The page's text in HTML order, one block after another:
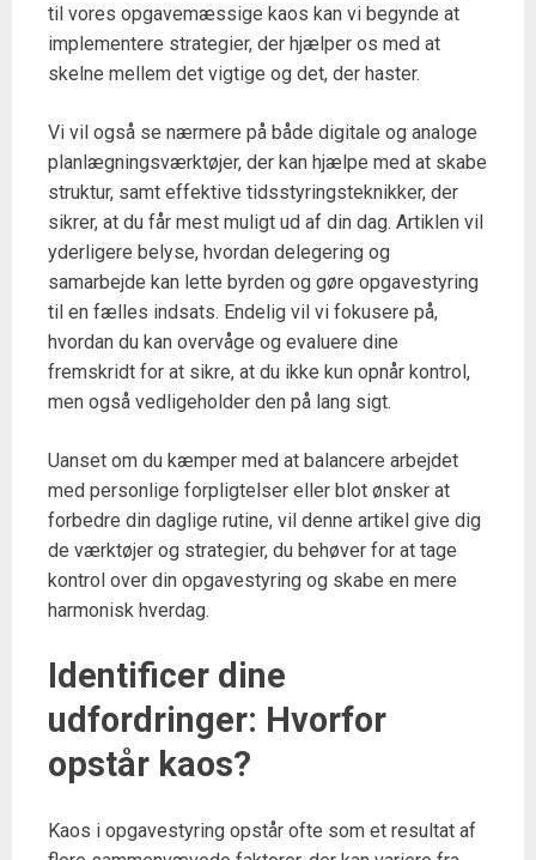
til vores opgavemæssige kaos kan vi begynde at
implementere strategier, der hjælper os med at
skelne mellem det vigtige og det, der haster.
Vi vil også se nærmere på både digitale og analoge
planlægningsværktøjer, der kan hjælpe med at skabe
struktur, samt effektive tidsstyringsteknikker, der
sikrer, at du får mest muligt ud af din dag. Artiklen vil
yderligere belyse, hvordan delegering og
samarbejde kan lette byrden og gøre opgavestyring
til en fælles indsats. Endelig vil vi fokusere på,
hvordan du kan overvåge og evaluere dine
fremskridt for at sikre, at du ikke kun opnår kontrol,
men også vedligeholder den på lang sigt.
Uanset om du kæmper med at balancere arbejdet
med personlige forpligtelser eller blot ønsker at
forbedre din daglige rutine, vil denne artikel give dig
de værktøjer og strategier, du behøver for at tage
kontrol over din opgavestyring og skabe en mere
harmonisk hverdag.
Identificer dine
udfordringer: Hvorfor
opstår kaos?
Kaos i opgavestyring opstår ofte som et resultat af